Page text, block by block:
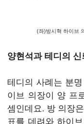
(좌)방시혁 하이브
양현석과 테디의
테디의 사례는 분
이브 의장이 양 프
셈인데요. 방 의장
표를 데려와 하이